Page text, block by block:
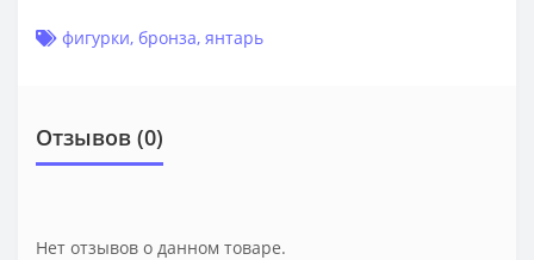
фигурки, бронза, янтарь
Отзывов (0)
Нет отзывов о данном товаре.